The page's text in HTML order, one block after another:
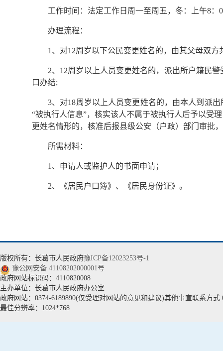
工作时间：法定工作日周一至周五，冬：上午8：
办理流程：
1、对12周岁以下公民变更姓名的，由其父母双
2、12周岁以上人员变更姓名的，派出所户籍民
口办结;
3、对18周岁以上人员变更姓名的，由本人到派
“被执行人信息”，核实该人不属于被执行人后予以受
更姓名情形的，核准后报县级公安（户政）部门审批
所需材料：
1、申请人或监护人的书面申请；
2、《居民户口簿》、《居民身份证》。
版权所有：长葛市人民政府豫ICP备12023253号-1
豫公网安备 41108202000001号
政府网站标识码：4110820008
主办单位：长葛市人民政府办公室
政府网站：0374-6189890(仅受理对网站的意见和建议)其他事宣联系方式
最佳分辨率：1024*768